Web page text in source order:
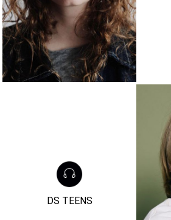
DS TEENS